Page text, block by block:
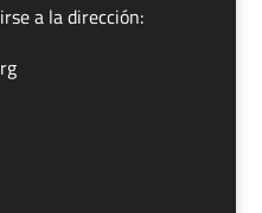
a la dirección: